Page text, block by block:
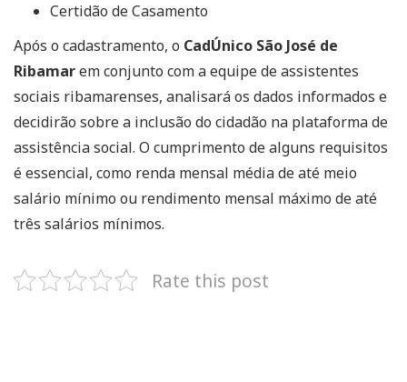
Certidão de Casamento
Após o cadastramento, o CadÚnico São José de
Ribamarem conjunto com a equipe de assistentes
sociais ribamarenses, analisará os dados informados e
decidirão sobre a inclusão do cidadão na plataforma de
assistência social. O cumprimento de alguns requisitos
é essencial, como renda mensal média de até meio
salário mínimo ou rendimento mensal máximo de até
três salários mínimos.
Rate this post